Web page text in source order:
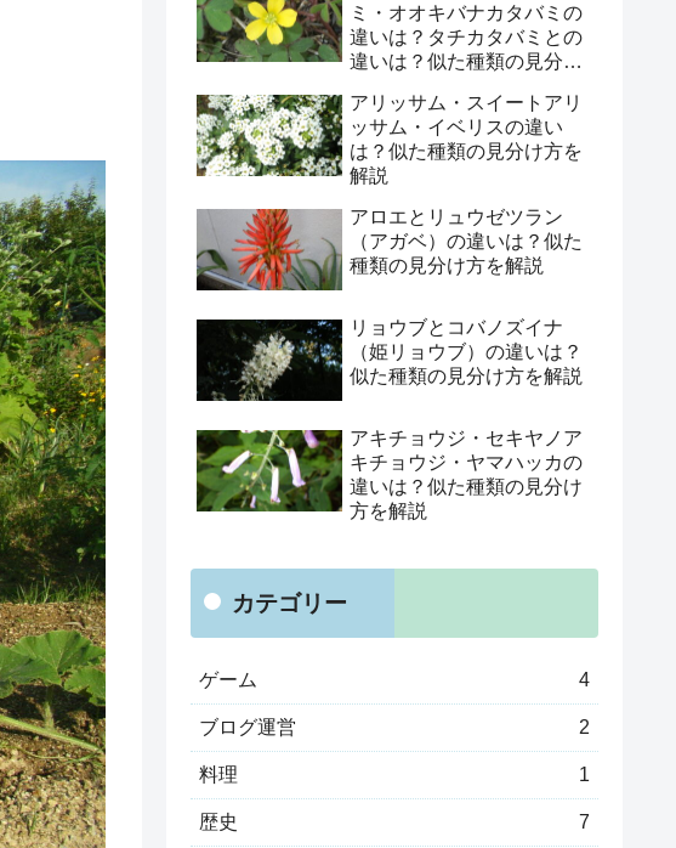
ミ・オオキバナカタバミの
違いは？タチカタバミとの
違いは？似た種類の見分け
アリッサム・スイートアリ
ッサム・イベリスの違い
は？似た種類の見分け方を
解説
アロエとリュウゼツラン
（アガベ）の違いは？似た
種類の見分け方を解説
リョウブとコバノズイナ
（姫リョウブ）の違いは？
似た種類の見分け方を解説
アキチョウジ・セキヤノア
キチョウジ・ヤマハッカの
違いは？似た種類の見分け
方を解説
カテゴリー
ゲーム 4
ブログ運営 2
料理 1
歴史 7